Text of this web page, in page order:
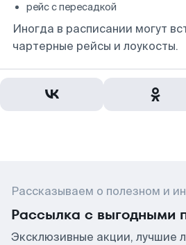
рейс с пересадкой
Иногда в расписании могут
чартерные рейсы и лоукосты.
Рассказываем о полезном и
Рассылка с выгодными
Эксклюзивные акции, лучшие